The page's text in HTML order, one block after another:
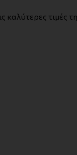
καλύτερες τιμές